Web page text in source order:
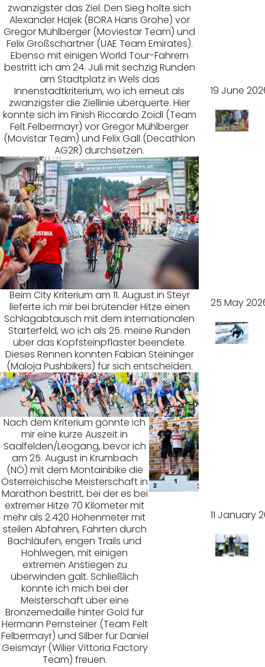
zwanzigster das Ziel. Den Sieg holte sich
Alexander Hajek (BORA Hans Grohe) vor
Gregor Mühlberger (Moviestar Team) und
Felix Großschartner (UAE Team Emirates).
Ebenso mit einigen World Tour-Fahrern
bestritt ich am 24. Juli mit sechzig Runden
am Stadtplatz in Wels das
Innenstadtkriterium, wo ich erneut als
zwanzigster die Ziellinie überquerte. Hier
konnte sich im Finish Riccardo Zoidl (Team
Felt Felbermayr) vor Gregor Mühlberger
(Movistar Team) und Felix Gall (Decathlon
AG2R) durchsetzen.
Beim City Kriterium am 11. August in Steyr
lieferte ich mir bei brütender Hitze einen
Schlagabtausch mit dem internationalen
Starterfeld, wo ich als 25. meine Runden
über das Kopfsteinpflaster beendete.
Dieses Rennen konnten Fabian Steininger
(Maloja Pushbikers) für sich entscheiden.
Nach dem Kriterium gönnte ich
mir eine kurze Auszeit in
Saalfelden/Leogang, bevor ich
am 25. August in Krumbach
(NÖ) mit dem Montainbike die
Österreichische Meisterschaft in
Marathon bestritt, bei der es bei
extremer Hitze 70 Kilometer mit
mehr als 2.420 Höhenmeter mit
steilen Abfahren, Fahrten durch
Bachläufen, engen Trails und
Hohlwegen, mit einigen
extremen Anstiegen zu
überwinden galt. Schließlich
konnte ich mich bei der
Meisterschaft über eine
Bronzemedaille hinter Gold für
Hermann Pernsteiner (Team Felt
Felbermayr) und Silber für Daniel
Geismayr (Wilier Vittoria Factory
Team) freuen.
19 June
25 May
11 January